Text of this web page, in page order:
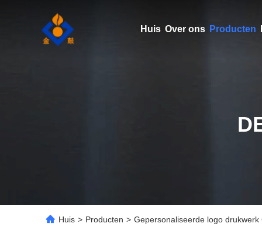
Huis Over ons Producten
Huis > Producten > Gepersonaliseerde logo